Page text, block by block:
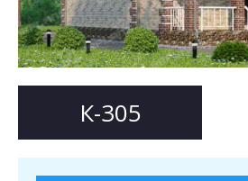
К-305
Согласен на обработку
Согласен на обработку
This site is protected by reCAPTCHA and the Google
apply.